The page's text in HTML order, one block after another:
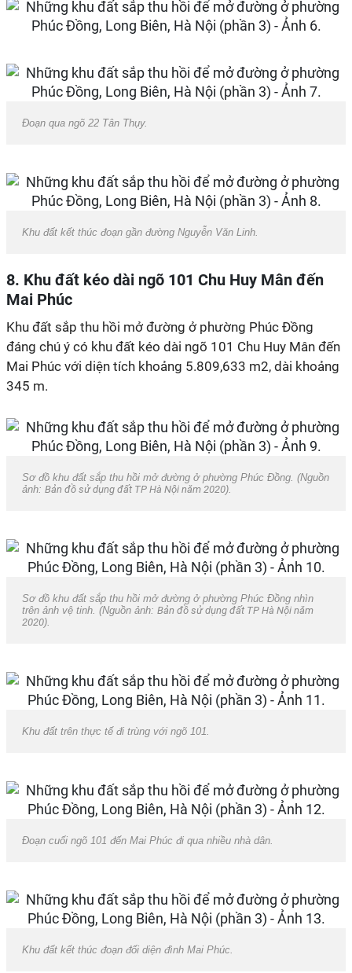
Đoạn qua ngõ 22 Tân Thụy.
Khu đất kết thúc đoạn gần đường Nguyễn Văn Linh.
8. Khu đất kéo dài ngõ 101 Chu Huy Mân đến
Mai Phúc
Khu đất sắp thu hồi mở đường ở phường Phúc Đồng
đáng chú ý có khu đất kéo dài ngõ 101 Chu Huy Mân đến
Mai Phúc với diện tích khoảng 5.809,633 m2, dài khoảng
345 m.
Sơ đồ khu đất sắp thu hồi mở đường ở phường Phúc Đồng. (Nguồn
ảnh: Bản đồ sử dụng đất TP Hà Nội năm 2020).
Sơ đồ khu đất sắp thu hồi mở đường ở phường Phúc Đồng nhìn
trên ảnh vệ tinh. (Nguồn ảnh: Bản đồ sử dụng đất TP Hà Nội năm
2020).
Khu đất trên thực tế đi trùng với ngõ 101.
Đoạn cuối ngõ 101 đến Mai Phúc đi qua nhiều nhà dân.
Khu đất kết thúc đoạn đối diện đình Mai Phúc.